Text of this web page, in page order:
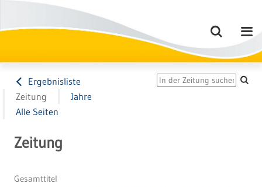
Ergebnisliste
Zeitung
Jahre
Alle Seiten
Zeitung
Gesamttitel